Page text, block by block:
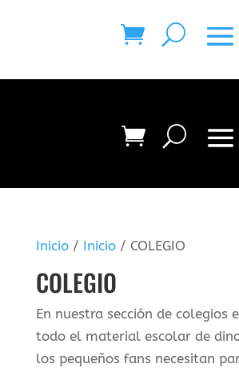
Inicio/ Inicio/ COLEGIO
COLEGIO
En nuestra sección de colegios
todo el material escolar de
los pequeños fans necesitan